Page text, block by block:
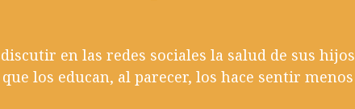
en las redes sociales la salud de sus hijos
los educan, al parecer, los hace sentir menos